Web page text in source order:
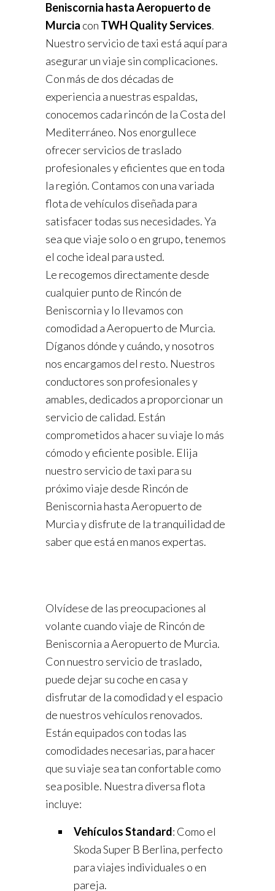
Beniscornia hasta Aeropuerto de
Murcia con TWH Quality Services.
Nuestro servicio de taxi está aquí para
asegurar un viaje sin complicaciones.
Con más de dos décadas de
experiencia a nuestras espaldas,
conocemos cada rincón de la Costa del
Mediterráneo. Nos enorgullece
ofrecer servicios de traslado
profesionales y eficientes que en toda
la región. Contamos con una variada
flota de vehículos diseñada para
satisfacer todas sus necesidades. Ya
sea que viaje solo o en grupo, tenemos
el coche ideal para usted.
Le recogemos directamente desde
cualquier punto de Rincón de
Beniscornia y lo llevamos con
comodidad a Aeropuerto de Murcia.
Díganos dónde y cuándo, y nosotros
nos encargamos del resto. Nuestros
conductores son profesionales y
amables, dedicados a proporcionar un
servicio de calidad. Están
comprometidos a hacer su viaje lo más
cómodo y eficiente posible. Elija
nuestro servicio de taxi para su
próximo viaje desde Rincón de
Beniscornia hasta Aeropuerto de
Murcia y disfrute de la tranquilidad de
saber que está en manos expertas.
Olvídese de las preocupaciones al
volante cuando viaje de Rincón de
Beniscornia a Aeropuerto de Murcia.
Con nuestro servicio de traslado,
puede dejar su coche en casa y
disfrutar de la comodidad y el espacio
de nuestros vehículos renovados.
Están equipados con todas las
comodidades necesarias, para hacer
que su viaje sea tan confortable como
sea posible. Nuestra diversa flota
incluye:
Vehículos Standard: Como el
Skoda Super B Berlina, perfecto
para viajes individuales o en
pareja.